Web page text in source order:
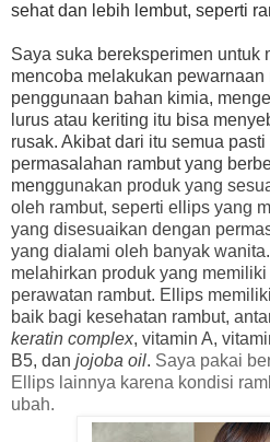
sehat dan lebih lembut, seperti
Saya suka bereksperimen untuk
mencoba melakukan pewarnaan
penggunaan bahan kimia,
lurus atau keriting itu bisa
rusak. Akibat dari itu semua pasti
permasalahan rambut yang
menggunakan produk yang
oleh rambut, seperti ellips yang
yang disesuaikan dengan
yang dialami oleh banyak
melahirkan produk yang
perawatan rambut. Ellips
baik bagi kesehatan rambut,
keratin complex, vitamin A,
B5, dan jojoba oil. Saya pakai
Ellips lainnya karena kondisi
ubah.